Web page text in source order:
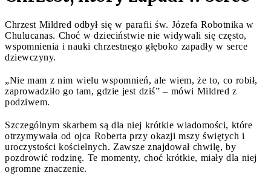
Chrzest Mildred odbył się w parafii św. Józefa Robotnika w
Chulucanas. Choć w dzieciństwie nie widywali się często,
wspomnienia i nauki chrzestnego głęboko zapadły w serce
dziewczyny.
„Nie mam z nim wielu wspomnień, ale wiem, że to, co robił,
zaprowadziło go tam, gdzie jest dziś” – mówi Mildred z
podziwem.
Szczególnym skarbem są dla niej krótkie wiadomości, które
otrzymywała od ojca Roberta przy okazji mszy świętych i
uroczystości kościelnych. Zawsze znajdował chwilę, by
pozdrowić rodzinę. Te momenty, choć krótkie, miały dla niej
ogromne znaczenie.